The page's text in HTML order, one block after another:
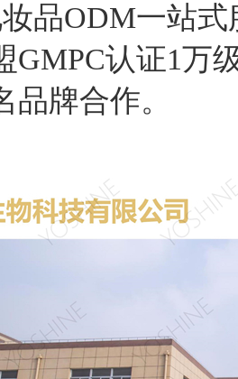
品ODM一站
GMPC认证1万
牌合作。